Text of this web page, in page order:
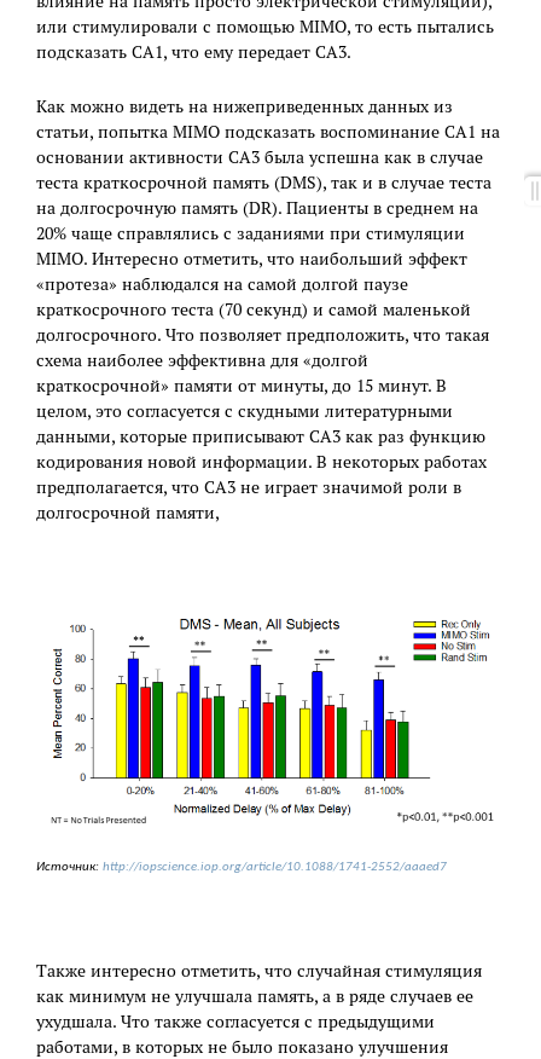
или стимулировали с помощью MIMO, то есть пытались
подсказать СА1, что ему передает СА3.
Как можно видеть на нижеприведенных данных из
статьи, попытка MIMO подсказать воспоминание СА1 на
основании активности СА3 была успешна как в случае
теста краткосрочной память (DMS), так и в случае теста
на долгосрочную память (DR). Пациенты в среднем на
20% чаще справлялись с заданиями при стимуляции
MIMO. Интересно отметить, что наибольший эффект
«протеза» наблюдался на самой долгой паузе
краткосрочного теста (70 секунд) и самой маленькой
долгосрочного. Что позволяет предположить, что такая
схема наиболее эффективна для «долгой
краткосрочной» памяти от минуты, до 15 минут. В
целом, это согласуется с скудными литературными
данными, которые приписывают СА3 как раз функцию
кодирования новой информации. В некоторых работах
предполагается, что СА3 не играет значимой роли в
долгосрочной памяти,
Источник: http://iopscience.iop.org/article/10.1088/1741-2552/aaaed7
Также интересно отметить, что случайная стимуляция
как минимум не улучшала память, а в ряде случаев ее
ухудшала. Что также согласуется с предыдущими
работами, в которых не было показано улучшения